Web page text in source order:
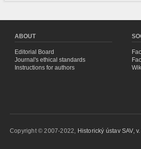
ABOUT
Editorial Board
Journal's ethical standards
Instructions for authors
Copyright © 2007-2022, Historický ústav SAV, v.